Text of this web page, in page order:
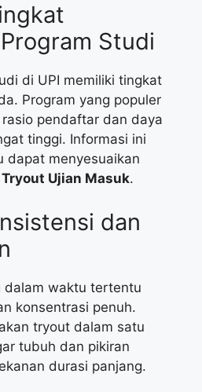
Studi
di UPI memiliki tingkat
Program yang populer
pendaftar dan daya
tinggi. Informasi ini
dapat menyesuaikan
Tryout Ujian Masuk.
dan
dalam waktu tertentu
konsentrasi penuh.
tryout dalam satu
tubuh dan pikiran
durasi panjang.